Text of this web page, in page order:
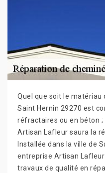
Quel que soit le matériau
Saint Hernin 29270 est
réfractaires ou en béton
Artisan Lafleur saura la
Installée dans la ville de
entreprise Artisan
travaux de qualité en